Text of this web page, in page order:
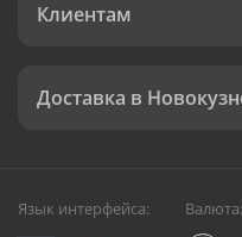
Клиентам
Доставка в
Язык интерфейса: Валюта: